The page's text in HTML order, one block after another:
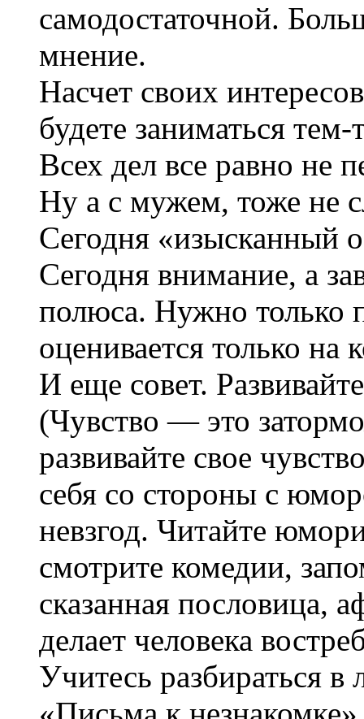
самодостаточной.
мнение.
Насчет своих
будете заниматься
Всех дел все равно не
Ну а с мужем, тоже не
Сегодня «изысканный
Сегодня внимание, а
полюса. Нужно только
оценивается только на
И еще совет.
(Чувство — это
развивайте свое
себя со стороны с
невзгод. Читайте
смотрите комедии,
сказанная пословица,
делает человека
Учитесь разбираться